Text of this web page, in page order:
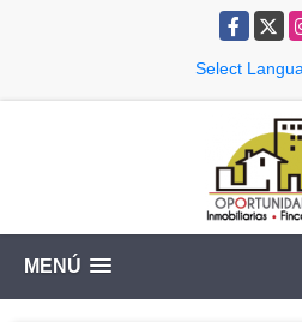
Facebook
X
Select
MENÚ